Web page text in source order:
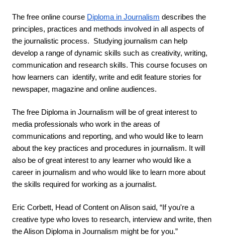
The free online course Diploma in Journalism describes the
principles, practices and methods involved in all aspects of
the journalistic process.  Studying journalism can help
develop a range of dynamic skills such as creativity, writing,
communication and research skills. This course focuses on
how learners can  identify, write and edit feature stories for
newspaper, magazine and online audiences.
The free Diploma in Journalism will be of great interest to
media professionals who work in the areas of
communications and reporting, and who would like to learn
about the key practices and procedures in journalism. It will
also be of great interest to any learner who would like a
career in journalism and who would like to learn more about
the skills required for working as a journalist.
Eric Corbett, Head of Content on Alison said, “If you're a
creative type who loves to research, interview and write, then
the Alison Diploma in Journalism might be for you.”